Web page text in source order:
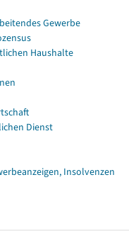
Gewerbe
Haushalte
Dienst
Insolvenzen